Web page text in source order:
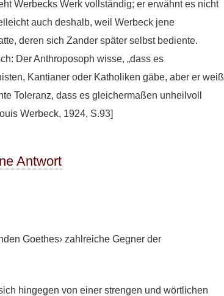
Werbecks Werk vollständig; er erwähnt es nicht
auch deshalb, weil Werbeck jene
deren sich Zander später selbst bediente.
Der Anthroposoph wisse, „dass es
Kantianer oder Katholiken gäbe, aber er weiß
Toleranz, dass es gleichermaßen unheilvoll
Werbeck, 1924, S.93]
Antwort
Goethes› zahlreiche Gegner der
hingegen von einer strengen und wörtlichen